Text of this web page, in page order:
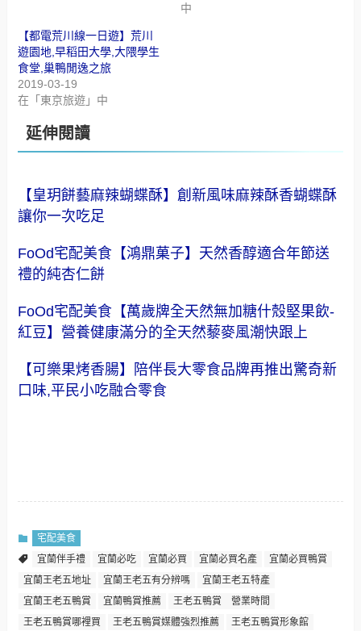
中
【都電荒川線一日遊】荒川
遊園地,早稻田大學,大隈學生
食堂,巢鴨閒逸之旅
2019-03-19
在「東京旅遊」中
延伸閱讀
【皇玥餅藝麻辣蝴蝶酥】創新風味麻辣酥香蝴蝶酥
讓你一次吃足
FoOd宅配美食【鴻鼎菓子】天然香醇適合年節送
禮的純杏仁餅
FoOd宅配美食【萬歲牌全天然無加糖什殼堅果飲-
紅豆】營養健康滿分的全天然藜麥風潮快跟上
【可樂果烤香腸】陪伴長大零食品牌再推出驚奇新
口味,平民小吃融合零食
宅配美食
宜蘭伴手禮
宜蘭必吃 宜蘭必買 宜蘭必買名產
宜蘭必買鴨賞
宜蘭王老五地址
宜蘭王老五有分辨嗎
宜蘭王老五特產
宜蘭王老五鴨賞
宜蘭鴨賞推薦
王老五鴨賞 營業時間
王老五鴨賞哪裡買
王老五鴨賞媒體強烈推薦
王老五鴨賞形象館